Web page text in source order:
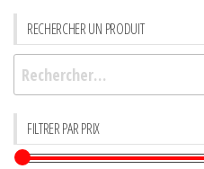
RECHERCHER UN PRODUIT
FILTRER PAR PRIX